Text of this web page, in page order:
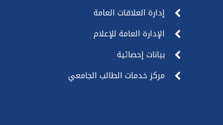
إدارة العلاقات العامة
الإدارة العامة للإعلام
بيانات إحصائية
مركز خدمات الطالب الجامعي